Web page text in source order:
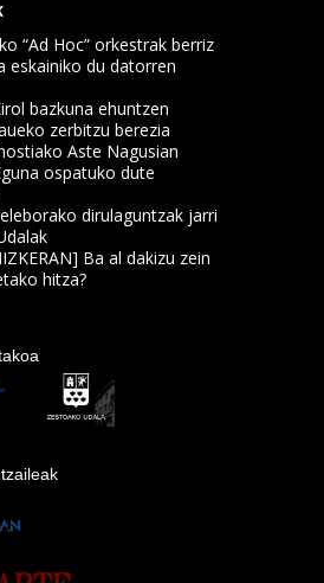
“Ad Hoc” orkestrak berriz
eskainiko du datorren
bazkuna ehuntzen
zerbitzu berezia
Aste Nagusian
ospatuko dute
dirulaguntzak jarri
Ba al dakizu zein
hitza?